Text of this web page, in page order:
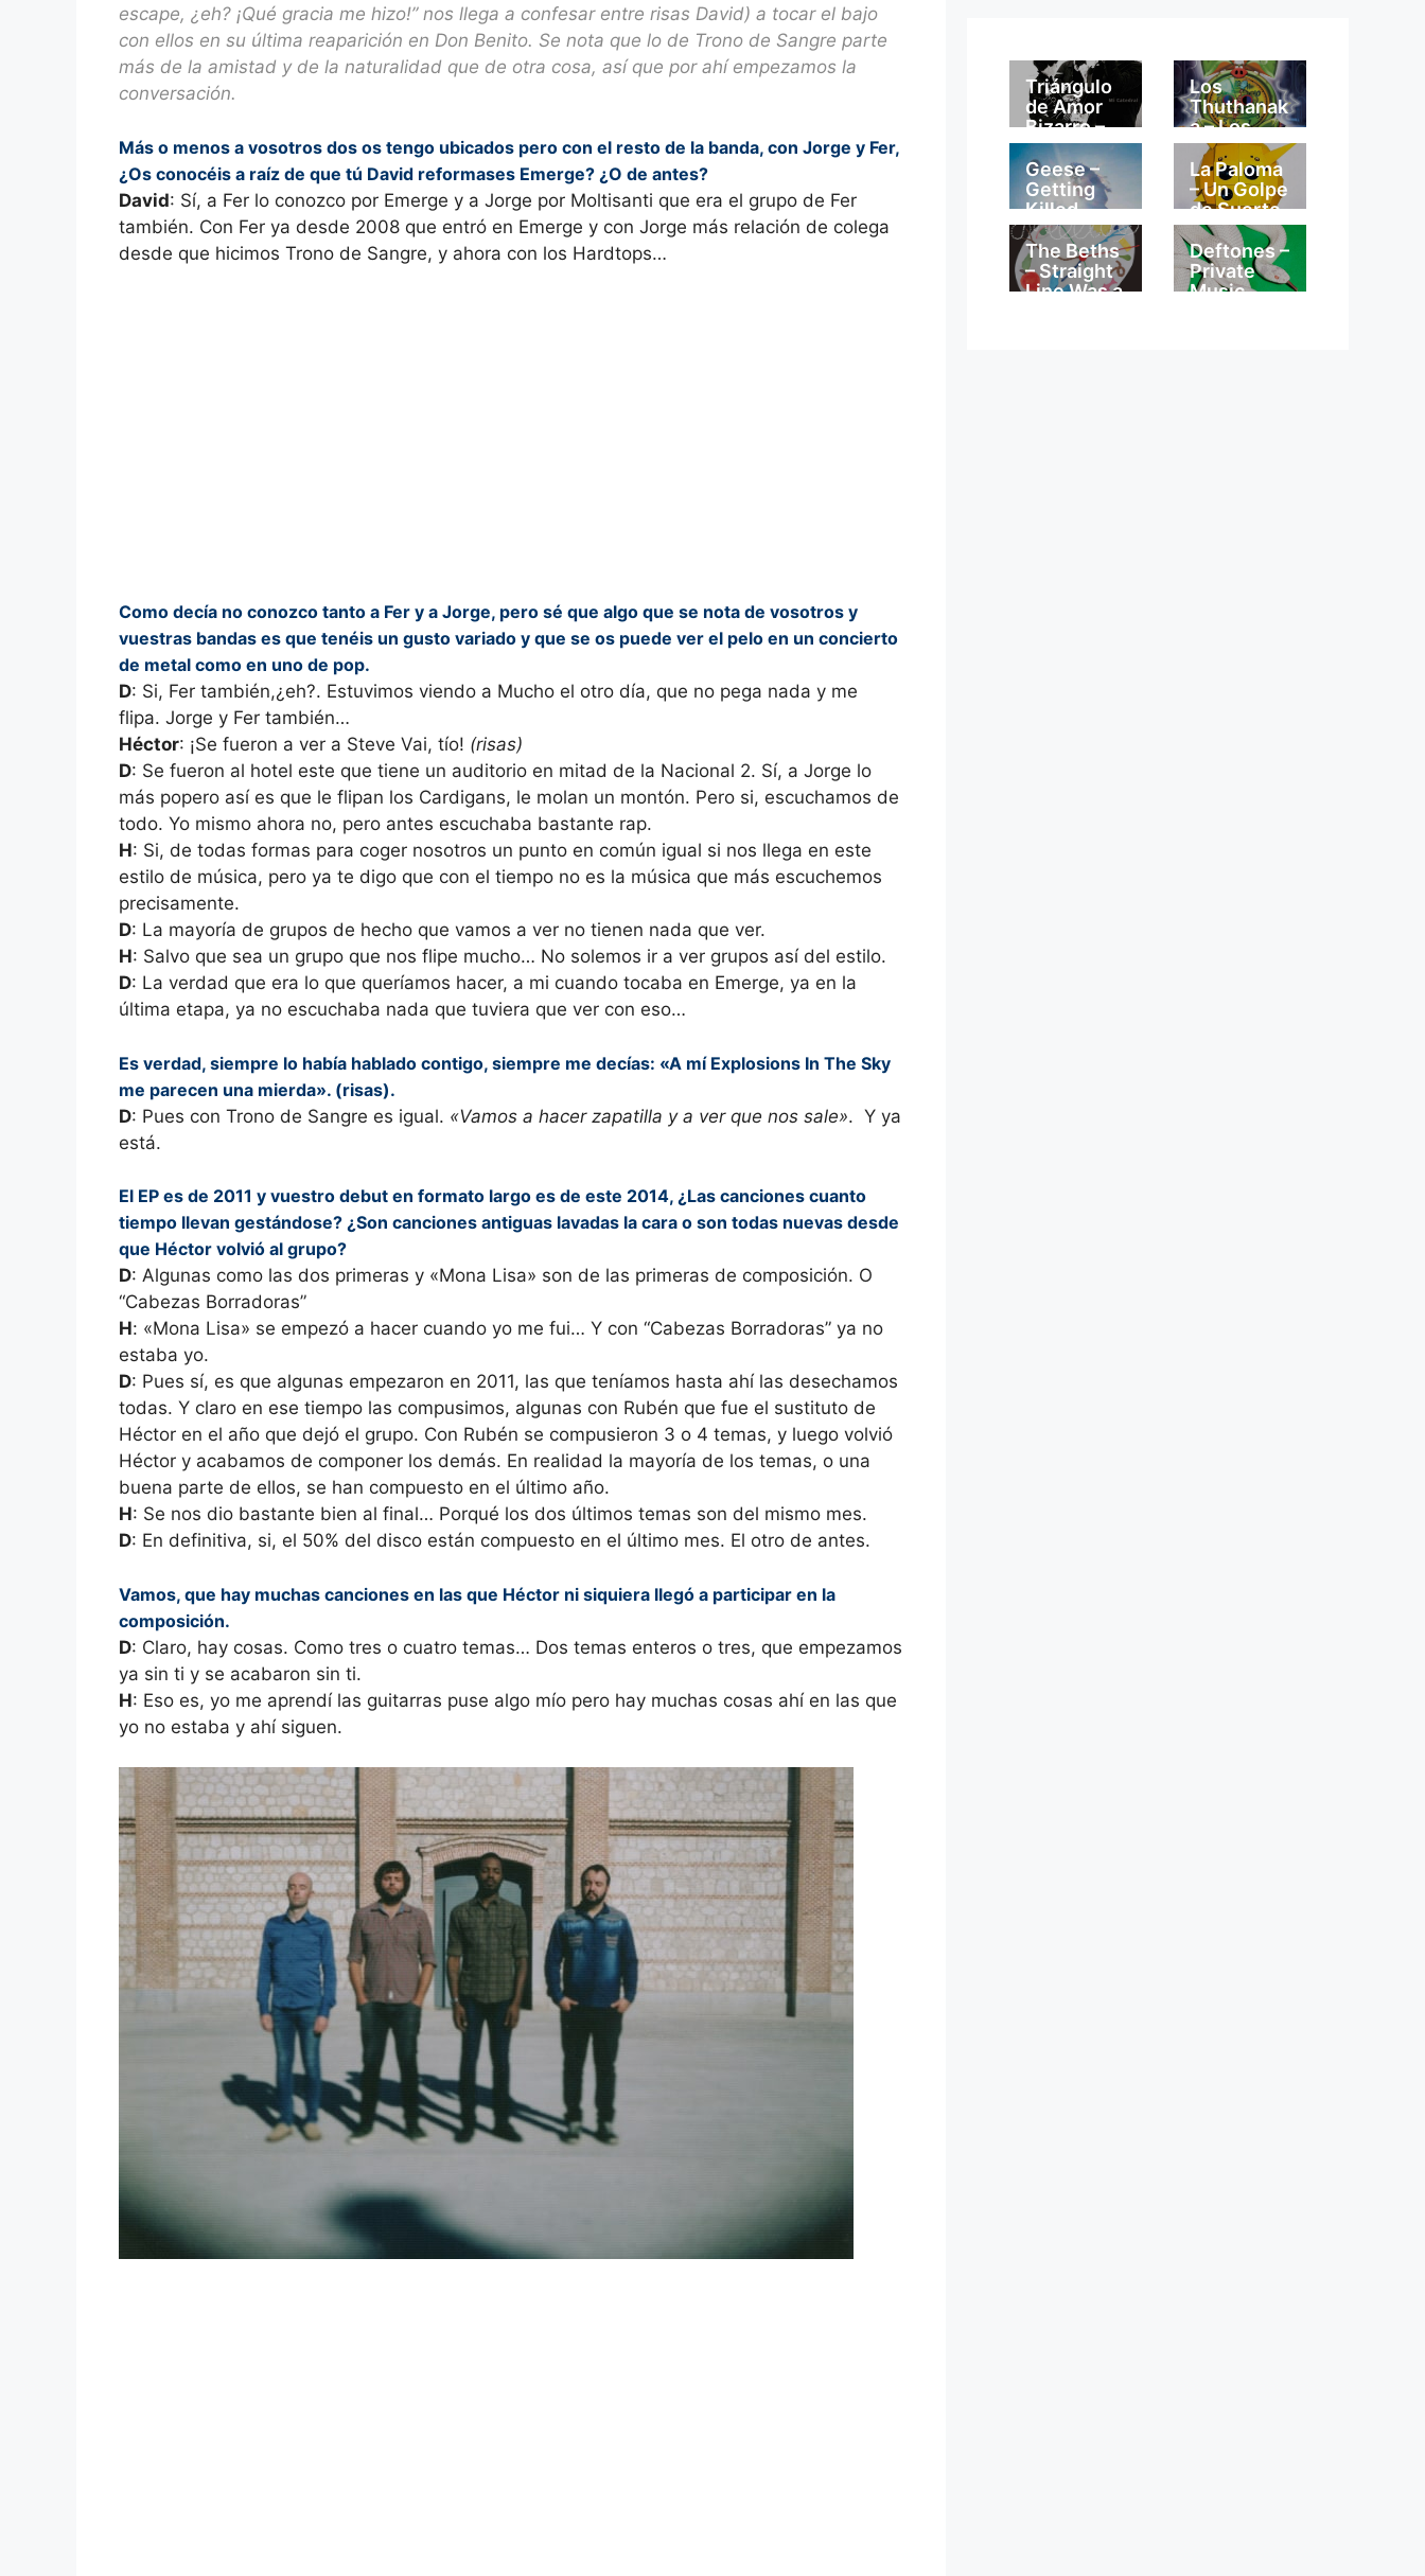
escape, ¿eh? ¡Qué gracia me hizo!” nos llega a confesar entre risas David) a tocar el bajo
con ellos en su última reaparición en Don Benito. Se nota que lo de Trono de Sangre parte
más de la amistad y de la naturalidad que de otra cosa, así que por ahí empezamos la
conversación.
Más o menos a vosotros dos os tengo ubicados pero con el resto de la banda, con Jorge y Fer,
¿Os conocéis a raíz de que tú David reformases Emerge? ¿O de antes?
David: Sí, a Fer lo conozco por Emerge y a Jorge por Moltisanti que era el grupo de Fer
también. Con Fer ya desde 2008 que entró en Emerge y con Jorge más relación de colega
desde que hicimos Trono de Sangre, y ahora con los Hardtops…
Como decía no conozco tanto a Fer y a Jorge, pero sé que algo que se nota de vosotros y
vuestras bandas es que tenéis un gusto variado y que se os puede ver el pelo en un concierto
de metal como en uno de pop.
D: Si, Fer también,¿eh?. Estuvimos viendo a Mucho el otro día, que no pega nada y me
flipa. Jorge y Fer también…
Héctor: ¡Se fueron a ver a Steve Vai, tío! (risas)
D: Se fueron al hotel este que tiene un auditorio en mitad de la Nacional 2. Sí, a Jorge lo
más popero así es que le flipan los Cardigans, le molan un montón. Pero si, escuchamos de
todo. Yo mismo ahora no, pero antes escuchaba bastante rap.
H: Si, de todas formas para coger nosotros un punto en común igual si nos llega en este
estilo de música, pero ya te digo que con el tiempo no es la música que más escuchemos
precisamente.
D: La mayoría de grupos de hecho que vamos a ver no tienen nada que ver.
H: Salvo que sea un grupo que nos flipe mucho… No solemos ir a ver grupos así del estilo.
D: La verdad que era lo que queríamos hacer, a mi cuando tocaba en Emerge, ya en la
última etapa, ya no escuchaba nada que tuviera que ver con eso…
Es verdad, siempre lo había hablado contigo, siempre me decías: «A mí Explosions In The Sky
me parecen una mierda». (risas).
D: Pues con Trono de Sangre es igual. «Vamos a hacer zapatilla y a ver que nos sale». Y ya
está.
El EP es de 2011 y vuestro debut en formato largo es de este 2014, ¿Las canciones cuanto
tiempo llevan gestándose? ¿Son canciones antiguas lavadas la cara o son todas nuevas desde
que Héctor volvió al grupo?
D: Algunas como las dos primeras y «Mona Lisa» son de las primeras de composición. O
“Cabezas Borradoras”
H: «Mona Lisa» se empezó a hacer cuando yo me fui… Y con “Cabezas Borradoras” ya no
estaba yo.
D: Pues sí, es que algunas empezaron en 2011, las que teníamos hasta ahí las desechamos
todas. Y claro en ese tiempo las compusimos, algunas con Rubén que fue el sustituto de
Héctor en el año que dejó el grupo. Con Rubén se compusieron 3 o 4 temas, y luego volvió
Héctor y acabamos de componer los demás. En realidad la mayoría de los temas, o una
buena parte de ellos, se han compuesto en el último año.
H: Se nos dio bastante bien al final… Porqué los dos últimos temas son del mismo mes.
D: En definitiva, si, el 50% del disco están compuesto en el último mes. El otro de antes.
Vamos, que hay muchas canciones en las que Héctor ni siquiera llegó a participar en la
composición.
D: Claro, hay cosas. Como tres o cuatro temas… Dos temas enteros o tres, que empezamos
ya sin ti y se acabaron sin ti.
H: Eso es, yo me aprendí las guitarras puse algo mío pero hay muchas cosas ahí en las que
yo no estaba y ahí siguen.
Triángulo
de Amor
Bizarro –
Mi
Catedral
Los
Thuthanak
a – Los
Thuthanak
a
Geese –
Getting
Killed
La Paloma
– Un Golpe
de Suerte
The Beths
– Straight
Line Was a
Deftones –
Private
Music